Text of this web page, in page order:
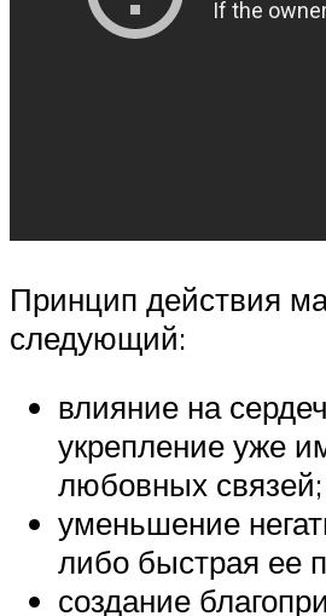
Принцип действия
следующий:
влияние на
укрепление уже
любовных связей;
уменьшение
либо быстрая ее
создание